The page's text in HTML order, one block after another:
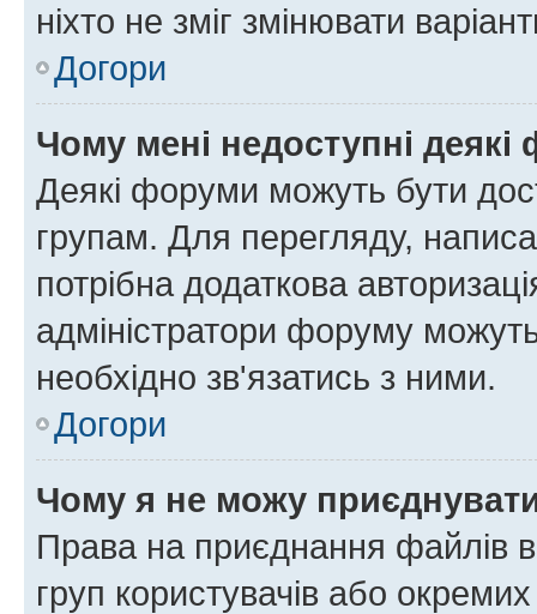
ніхто не зміг змінювати
Догори
Чому мені недоступні
Деякі форуми можуть бути
групам. Для перегляду,
потрібна додаткова
адміністратори форуму
необхідно зв'язатись з ними.
Догори
Чому я не можу
Права на приєднання файлів
груп користувачів або